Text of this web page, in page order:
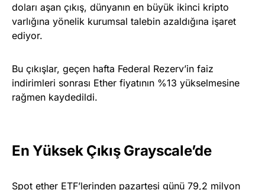
doları aşan çıkış, dünyanın en büyük ikinci kripto
varlığına yönelik kurumsal talebin azaldığına işaret
ediyor.
Bu çıkışlar, geçen hafta Federal Rezerv’in faiz
indirimleri sonrası Ether fiyatının %13 yükselmesine
rağmen kaydedildi.
En Yüksek Çıkış Grayscale’de
Spot ether ETF’lerinden pazartesi günü 79,2 milyon